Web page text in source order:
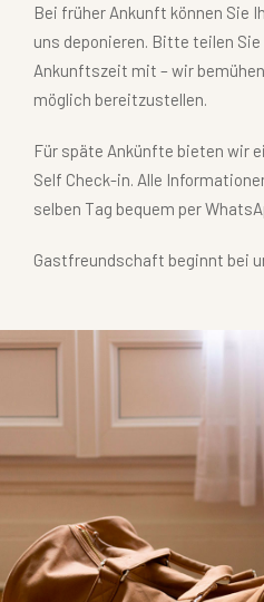
Bei früher Ankunft können Sie
uns deponieren. Bitte teilen
Ankunftszeit mit – wir
möglich bereitzustellen.
Für späte Ankünfte bieten wir
Self Check-in. Alle
selben Tag bequem per
Gastfreundschaft beginnt bei